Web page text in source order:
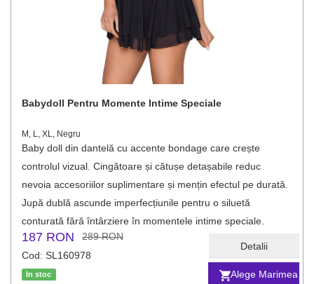
Alege Marimea
Detalii
Babydoll Pentru Momente Intime Speciale
M, L, XL, Negru
Baby doll din dantelă cu accente bondage care crește
controlul vizual. Cingătoare și cătușe detașabile reduc
nevoia accesoriilor suplimentare și mențin efectul pe durată.
Jupă dublă ascunde imperfecțiunile pentru o siluetă
conturată fără întârziere în momentele intime speciale.
187 RON
289 RON
Cod: SL160978
In stoc